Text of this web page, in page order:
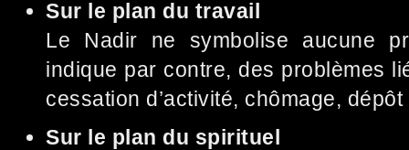
Sur le plan du travail
Le Nadir ne symbolise aucune
indique par contre, des problèmes
cessation d’activité, chômage,
Sur le plan du spirituel